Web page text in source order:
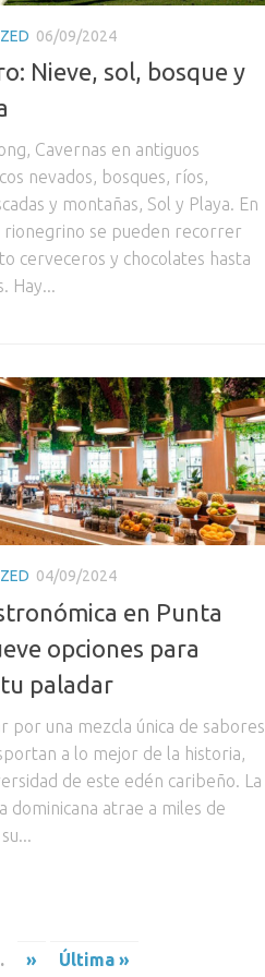
06/09/2024
Nieve, sol, bosque y
Cavernas en antiguos
nevados, bosques, ríos,
y montañas, Sol y Playa. En
se pueden recorrer
cerveceros y chocolates hasta
Hay...
04/09/2024
en Punta
opciones para
paladar
por una mezcla única de sabores
a lo mejor de la historia,
de este edén caribeño. La
dominicana atrae a miles de
» Última »